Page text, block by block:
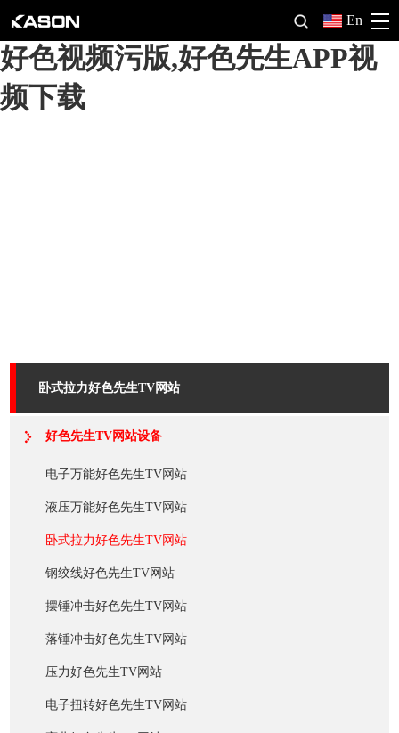
好色先生软件,好色先生TV网站,
好色视频污版,好色先生APP视
频下载
En
卧式拉力好色先生TV网站
好色先生TV网站设备
电子万能好色先生TV网站
液压万能好色先生TV网站
卧式拉力好色先生TV网站
钢绞线好色先生TV网站
摆锤冲击好色先生TV网站
落锤冲击好色先生TV网站
压力好色先生TV网站
电子扭转好色先生TV网站